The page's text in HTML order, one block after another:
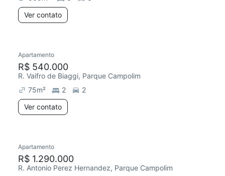
Ver contato
Apartamento
R$ 540.000
R. Vaifro de Biaggi, Parque Campolim
75m² 2
2
Ver contato
Apartamento
R$ 1.290.000
R. Antonio Perez Hernandez, Parque Campolim